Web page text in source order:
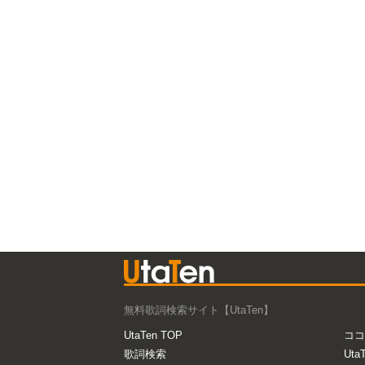
無料歌詞検索サイト【UtaTen】
UtaTen TOP
歌詞検索
コ